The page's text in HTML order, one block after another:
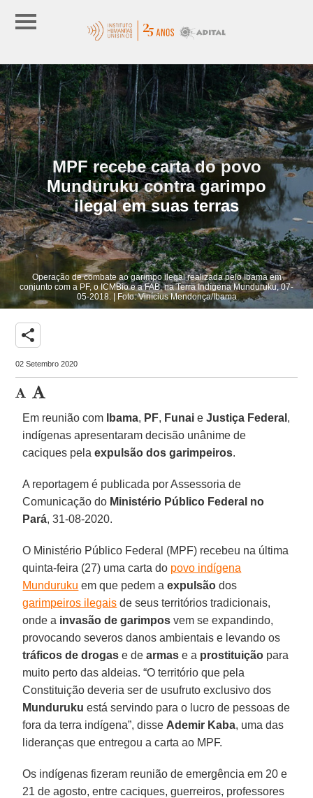
MPF recebe carta do povo
Munduruku contra garimpo
ilegal em suas terras
Operação de combate ao garimpo ilegal realizada pelo Ibama em
conjunto com a PF, o ICMBio e a FAB, na Terra Indígena Munduruku, 07-
05-2018. | Foto: Vinícius Mendonça/Ibama
share
02 Setembro 2020
Em reunião com Ibama, PF, Funai eJustiça Federal ,
indígenas apresentaram decisão unânime de
caciques pelaexpulsão dos garimpeiros.
A reportagem é publicada por Assessoria de
Comunicação do Ministério Público Federal no
Pará, 31-08-2020.
O Ministério Público Federal (MPF) recebeu na última
quinta-feira (27) uma carta do povo indígena
Munduruku em que pedem aexpulsão dos
garimpeiros ilegais de seus territórios tradicionais,
onde a invasão de garimpos vem se expandindo,
provocando severos danos ambientais e levando os
tráficos de drogas e dearmas e a prostituição para
muito perto das aldeias. “O território que pela
Constituição deveria ser de usufruto exclusivo dos
Munduruku está servindo para o lucro de pessoas de
fora da terra indígena”, disse Ademir Kaba, uma das
lideranças que entregou a carta ao MPF.
Os indígenas fizeram reunião de emergência em 20 e
21 de agosto, entre caciques, guerreiros, professores